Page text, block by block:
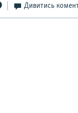
Дивитись